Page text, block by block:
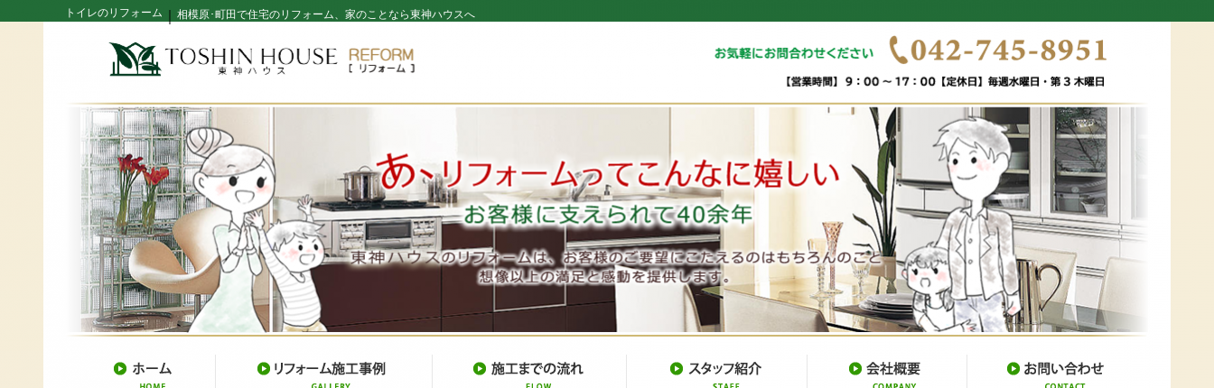
トイレのリフォーム 相模原･町田で住宅のリフォーム、家のことなら東神ハウスへ